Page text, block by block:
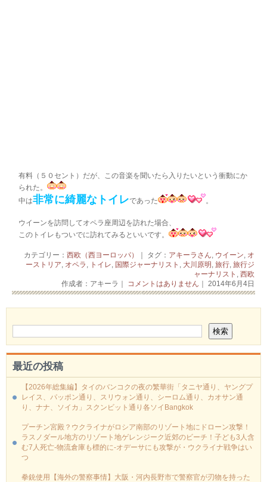
有料（５０セント）だが、この音楽を聞いたら入りたいという衝動にか
られた。
中は非常に綺麗なトイレであった 。
ウイーンを訪問してオペラ座周辺を訪れた場合、
このトイレもついでに訪れてみるといいです。
カテゴリー： 西欧（西ヨーロッパ） ｜ タグ： アキーラさん, ウイーン, オ
ーストリア, オペラ , トイレ, 国際ジャーナリスト , 大川原明 , 旅行, 旅行ジ
ャーナリスト , 西欧
作成者：アキーラ｜ コメントはありません ｜ 2014年6月4日
最近の投稿
【2026年総集編】タイのバンコクの夜の繁華街「タニヤ通り、ヤングプ
レイス、パッポン通り、スリウォン通り、シーロム通り、カオサン通
り、ナナ、ソイカ」スクンビット通り各ソイBangkok
プーチン宮殿？ウクライナがロシア南部のリゾート地にドローン攻撃！
ラスノダール地方のリゾート地ゲレンジーク近郊のビーチ！子ども3人含
む7人死亡-物流倉庫も標的に‐オデーサにも攻撃が・ウクライナ戦争はい
つ
拳銃使用【海外の警察事情】大阪・河内長野市で警察官が刃物を持った